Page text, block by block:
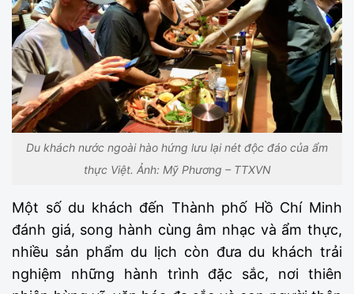
Du khách nước ngoài hào hứng lưu lại nét độc đáo của ẩm
thực Việt. Ảnh: Mỹ Phương – TTXVN
Một số du khách đến Thành phố Hồ Chí Minh
đánh giá, song hành cùng âm nhạc và ẩm thực,
nhiều sản phẩm du lịch còn đưa du khách trải
nghiệm những hành trình đặc sắc, nơi thiên